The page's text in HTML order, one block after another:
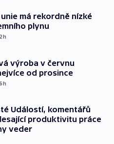
má rekordně nízké
plynu
h
výroba v červnu
od prosince
h
Událostí, komentářů
produktivitu práce
veder